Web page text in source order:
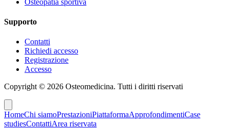
Supporto
Contatti
Richiedi accesso
Registrazione
Accesso
Copyright © 2026 Osteomedicina. Tutti i diritti riservati
HomeChi siamoPrestazioniPiattaformaApprofondimentiCase
studiesContattiArea riservata